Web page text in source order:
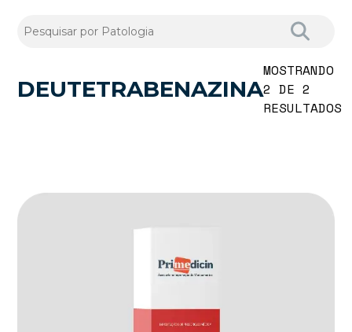
DEUTETRABENAZINA
MOSTRANDO
2 DE 2
RESULTADOS